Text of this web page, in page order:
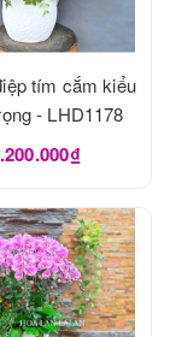
tím cắm kiểu
- LHD1178